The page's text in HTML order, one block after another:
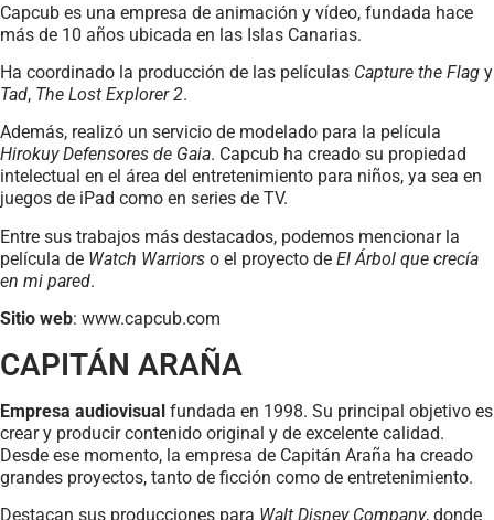
Capcub es una empresa de animación y vídeo, fundada hace
más de 10 años ubicada en las Islas Canarias.
Ha coordinado la producción de las películas Capture the Flag y
Tad, The Lost Explorer 2.
Además, realizó un servicio de modelado para la película
Hirokuy Defensores de Gaia. Capcub ha creado su propiedad
intelectual en el área del entretenimiento para niños, ya sea en
juegos de iPad como en series de TV.
Entre sus trabajos más destacados, podemos mencionar la
película de Watch Warriors o el proyecto de El Árbol que crecía
en mi pared.
Sitio web: www.capcub.com
CAPITÁN ARAÑA
Empresa audiovisual fundada en 1998. Su principal objetivo es
crear y producir contenido original y de excelente calidad.
Desde ese momento, la empresa de Capitán Araña ha creado
grandes proyectos, tanto de ficción como de entretenimiento.
Destacan sus producciones para Walt Disney Company, donde